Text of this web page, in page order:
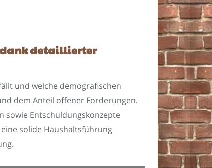
dank detaillierter
und welche demografischen
dem Anteil offener Forderungen.
sowie Entschuldungskonzepte
solide Haushaltsführung